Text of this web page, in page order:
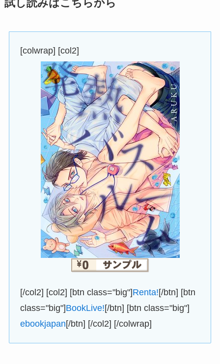
試し読みはこちらから
[colwrap] [col2]
[/col2] [col2] [btn class="big"]Renta![/btn] [btn
class="big"]BookLive![/btn] [btn class="big"]
ebookjapan[/btn] [/col2] [/colwrap]